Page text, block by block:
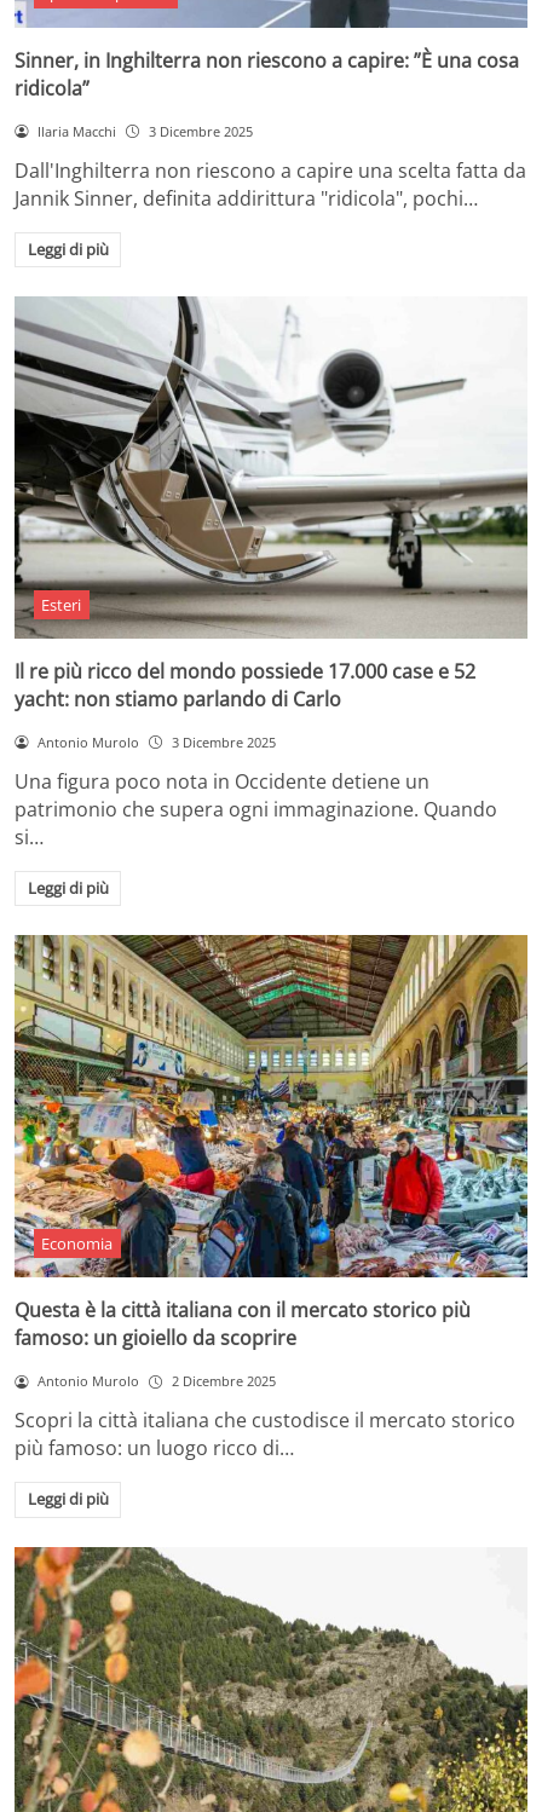
Sinner, in Inghilterra non riescono a capire: ”È una cosa
ridicola”
Ilaria Macchi 3 Dicembre 2025
Dall'Inghilterra non riescono a capire una scelta fatta da
Jannik Sinner, definita addirittura "ridicola", pochi…
Leggi di più
Esteri
Il re più ricco del mondo possiede 17.000 case e 52
yacht: non stiamo parlando di Carlo
Antonio Murolo 3 Dicembre 2025
Una figura poco nota in Occidente detiene un
patrimonio che supera ogni immaginazione. Quando
si…
Leggi di più
Economia
Questa è la città italiana con il mercato storico più
famoso: un gioiello da scoprire
Antonio Murolo 2 Dicembre 2025
Scopri la città italiana che custodisce il mercato storico
più famoso: un luogo ricco di…
Leggi di più